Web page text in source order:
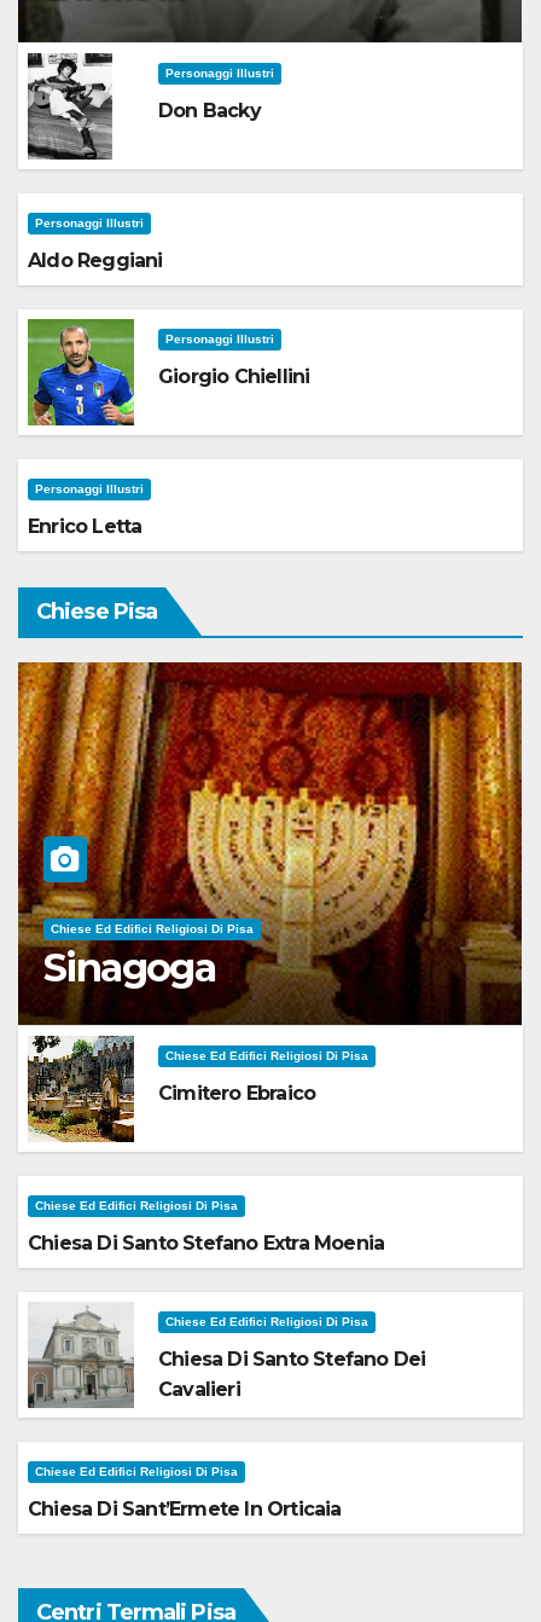
Personaggi Illustri
Don Backy
Personaggi Illustri
Aldo Reggiani
Personaggi Illustri
Giorgio Chiellini
Personaggi Illustri
Enrico Letta
Chiese Pisa
Chiese Ed Edifici Religiosi Di Pisa
Sinagoga
Chiese Ed Edifici Religiosi Di Pisa
Cimitero Ebraico
Chiese Ed Edifici Religiosi Di Pisa
Chiesa Di Santo Stefano Extra Moenia
Chiese Ed Edifici Religiosi Di Pisa
Chiesa Di Santo Stefano Dei
Cavalieri
Chiese Ed Edifici Religiosi Di Pisa
Chiesa Di Sant’Ermete In Orticaia
Centri Termali Pisa